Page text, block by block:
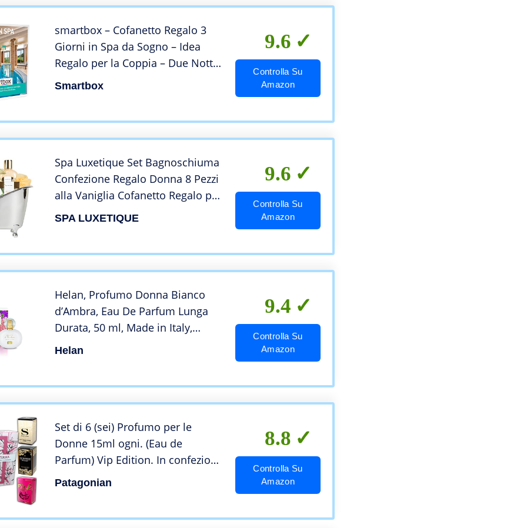
smartbox – Cofanetto Regalo 3
Giorni in Spa da Sogno – Idea
Regalo per la Coppia – Due Notti
con Colazione e Pausa Relax per 2
Smartbox
9.6
Controlla Su
Amazon
Spa Luxetique Set Bagnoschiuma
Confezione Regalo Donna 8 Pezzi
alla Vaniglia Cofanetto Regalo per
Festa della Madre, Compleanno,
Anniversario e Spa a Casa
SPA LUXETIQUE
9.6
Controlla Su
Amazon
Helan, Profumo Donna Bianco
d’Ambra, Eau De Parfum Lunga
Durata, 50 ml, Made in Italy,
Durata 4-5 Ore
Helan
9.4
Controlla Su
Amazon
Set di 6 (sei) Profumo per le
Donne 15ml ogni. (Eau de
Parfum) Vip Edition. In confezione
regalo ORGANITERRA
Patagonian
8.8
Controlla Su
Amazon